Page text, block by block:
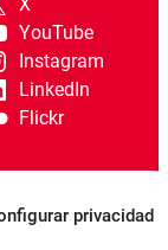
privacidad
X
YouTube
Instagram
LinkedIn
Flickr